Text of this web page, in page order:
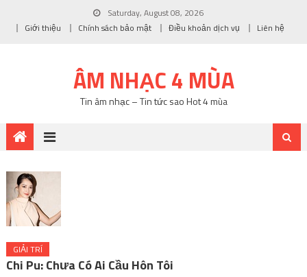
Saturday, August 08, 2026
Giới thiệu
Chính sách bảo mật Điều khoản dịch vụ Liên hệ
ÂM NHẠC 4 MÙA
Tin âm nhạc – Tin tức sao Hot 4 mùa
GIẢI TRÍ
Chi Pu: Chưa Có Ai Cầu Hôn Tôi